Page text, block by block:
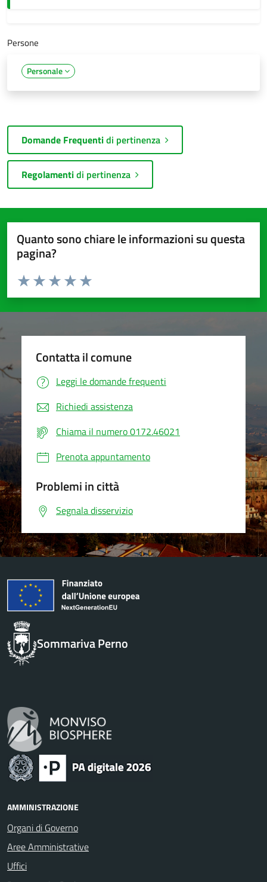
Persone
Personale
Domande Frequentidi pertinenza
Regolamentidi pertinenza
Quanto sono chiare le informazioni su questa
pagina?
Valuta da 1 a 5 stelle la pagina
Valuta 5 stelle su 5
Valuta 4 stelle su 5
Valuta 3 stelle su 5
Valuta 2 stelle su 5
Valuta 1 stelle su 5
Contatta il comune
Leggi le domande frequenti
Richiedi assistenza
Chiama il numero 0172.46021
Prenota appuntamento
Problemi in città
Segnala disservizio
Sommariva Perno
AMMINISTRAZIONE
Organi di Governo
Aree Amministrative
Uffici